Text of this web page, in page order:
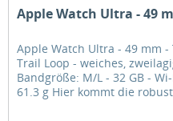
Apple Watch Ultra - 49
Apple Watch Ultra - 49 mm
Trail Loop - weiches,
Bandgröße: M/L - 32 GB -
61.3 g Hier kommt die